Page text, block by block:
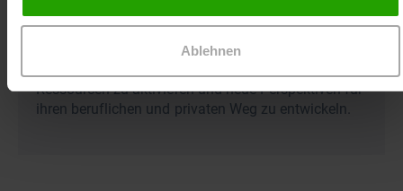
Ablehnen
begleitet sie Menschen in herausfordernden Lebens-
und Veränderungsphasen und unterstützt sie dabei,
Ressourcen zu aktivieren und neue Perspektiven für
ihren beruflichen und privaten Weg zu entwickeln.